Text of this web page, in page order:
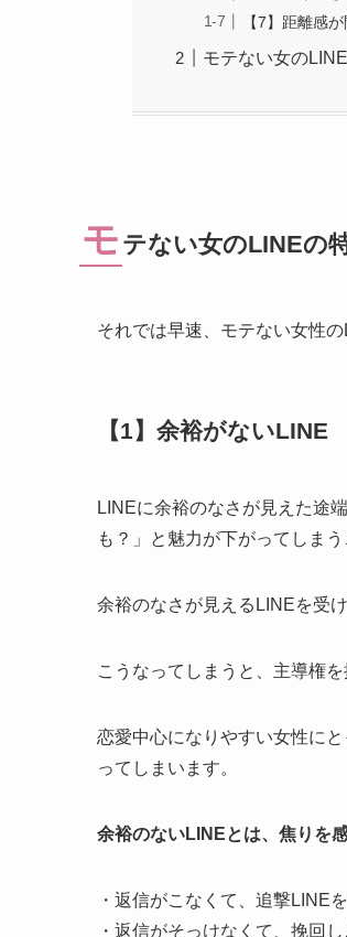
【7】距離感
モテない女の
モ テない女のLINEの
それでは早速、モテない女性
【1】余裕がないLINE
LINEに余裕のなさが見えた途
も？」と魅力が下がってしまう
余裕のなさが見えるLINEを受
こうなってしまうと、主導権を
恋愛中心になりやすい女性に
ってしまいます。
余裕のないLINEとは、焦りを
・返信がこなくて、追撃LINE
・返信がそっけなくて、挽回